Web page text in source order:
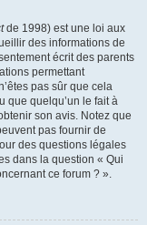
de 1998) est une loi aux
des informations de
écrit des parents
permettant
pas sûr que cela
que quelqu’un le fait à
son avis. Notez que
pas fournir de
des questions légales
dans la question « Qui
ce forum ? ».